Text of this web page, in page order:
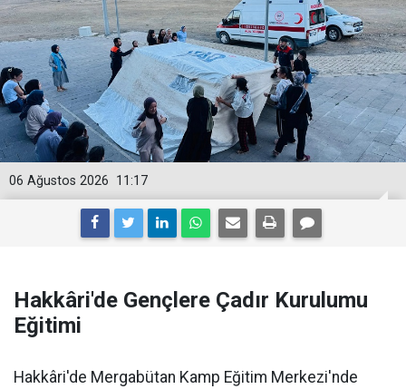
11:17
06 Ağustos 2026
Hakkâri'de Gençlere Çadır Kurulumu
Eğitimi
Hakkâri'de Mergabütan Kamp Eğitim Merkezi'nde